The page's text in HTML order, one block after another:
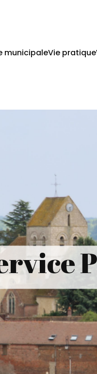
municipaleVie pratique